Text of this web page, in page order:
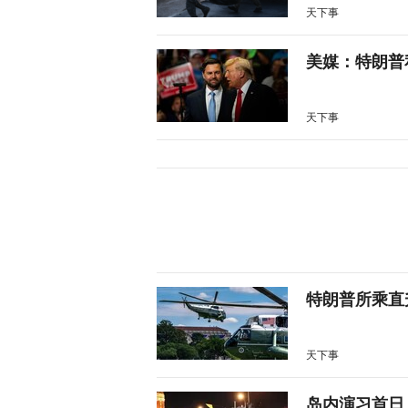
天下事
美媒：特朗
天下事
特朗普所乘
天下事
岛内演习首